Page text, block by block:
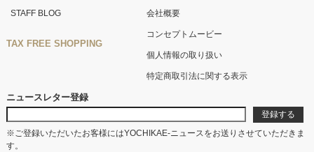
STAFF BLOG
TAX FREE SHOPPING
会社概要
コンセプトムービー
個人情報の取り扱い
特定商取引法に関する表示
ニュースレター登録
※ご登録いただいたお客様にはYOCHIKAE-ニュースをお送りさせていただきま
す。